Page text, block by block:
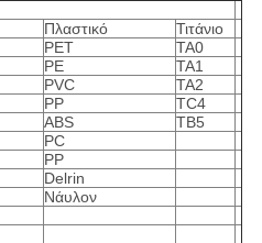
Πλαστικό
Τιτάνιο
PET
TA0
PE
TA1
PVC
TA2
PP
TC4
ABS
TB5
PC
PP
Delrin
Νάυλον